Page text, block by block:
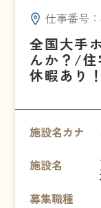
仕事番号：
全国大手
んか？/
休暇あり！
施設名カナ
施設名
募集職種